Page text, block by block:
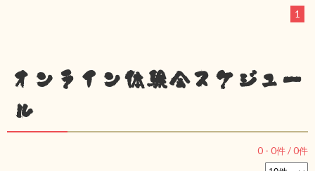
1
オンライン体験会スケジュー
ル
0 - 0件 /0件